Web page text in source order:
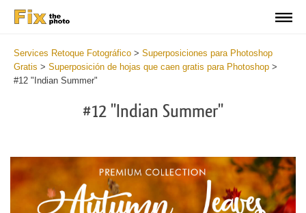
Services Retoque Fotográfico > Superposiciones para Photoshop
Gratis > Superposición de hojas que caen gratis para Photoshop >
#12 "Indian Summer"
#12 "Indian Summer"